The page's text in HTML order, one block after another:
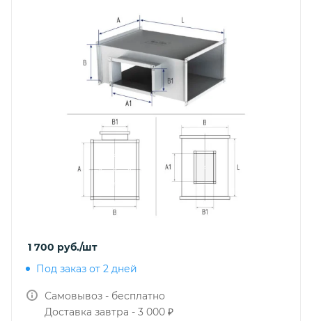
1 700 руб./шт
Под заказ от 2 дней
Самовывоз - бесплатно
Доставка завтра - 3 000 ₽